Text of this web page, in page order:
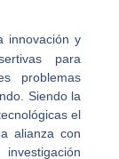
innovación y
para
problemas
Siendo la
el
alianza con